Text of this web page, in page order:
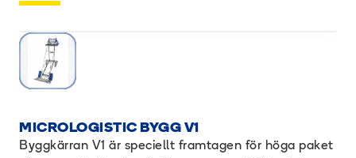
MICROLOGISTIC BYGG V1
Byggkärran V1 är speciellt framtagen för höga paket